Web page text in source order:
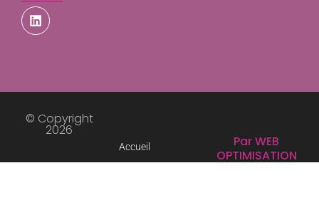
© Copyright
2026
Accueil
Par WEB
OPTIMISATION